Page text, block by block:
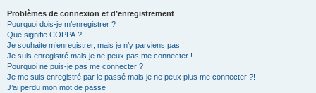
Problèmes de connexion et d’enregistrement
Pourquoi dois-je m’enregistrer ?
Que signifie COPPA ?
Je souhaite m’enregistrer, mais je n’y parviens pas !
Je suis enregistré mais je ne peux pas me connecter !
Pourquoi ne puis-je pas me connecter ?
Je me suis enregistré par le passé mais je ne peux plus me connecter ?!
J’ai perdu mon mot de passe !